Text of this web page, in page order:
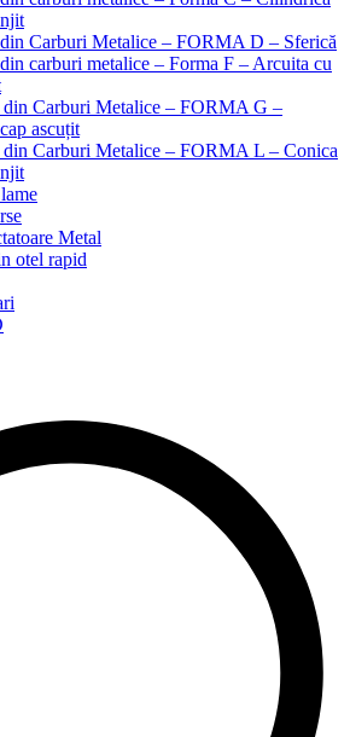
Carburi Metalice – FORMA D – Sferică
carburi metalice – Forma F – Arcuita cu
din Carburi Metalice – FORMA G –
ascuțit
din Carburi Metalice – FORMA L – Conica
Metal
otel rapid